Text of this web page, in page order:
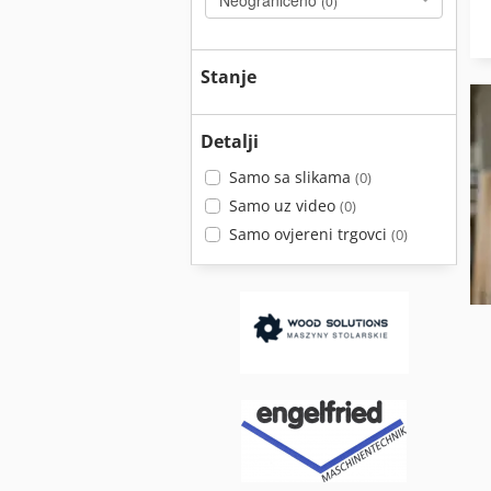
Stanje
Detalji
Samo sa slikama (0)
Samo uz video (0)
Samo ovjereni trgovci (0)